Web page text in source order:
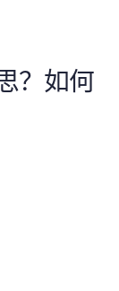
？如何